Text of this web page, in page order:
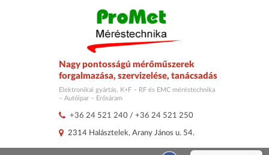
Nagy pontosságú mérőműszerek
forgalmazása, szervizelése, tanácsadás
Elektronikai gyártás, K+F – RF és EMC méréstechnika
– Autóipar – Erősáram
+36 24 521 240 /+36 24 521 250
2314 Halásztelek, Arany János u. 54.